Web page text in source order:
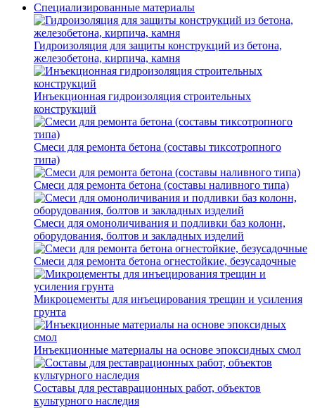
Специализированные материалы
Гидроизоляция для защиты конструкций из бетона,
железобетона, кирпича, камня
Инъекционная гидроизоляция строительных
конструкций
Смеси для ремонта бетона (составы тиксотропного
типа)
Смеси для ремонта бетона (составы наливного типа)
Смеси для омоноличивания и подливки баз колонн,
оборудования, болтов и закладных изделий
Смеси для ремонта бетона огнестойкие, безусадочные
Микроцементы для инъецирования трещин и усиления
грунта
Инъекционные материалы на основе эпоксидных смол
Составы для реставрационных работ, объектов
культурного наследия